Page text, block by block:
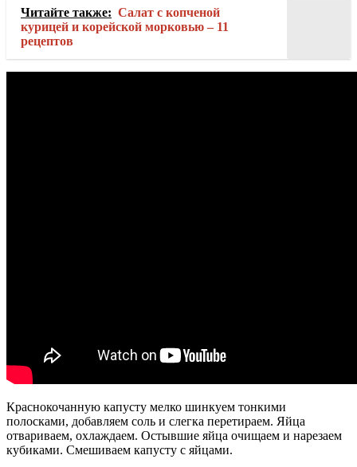
Читайте также: Салат с копченой
курицей и корейской морковью – 11
рецептов
Краснокочанную капусту мелко шинкуем тонкими
полосками, добавляем соль и слегка перетираем. Яйца
отвариваем, охлаждаем. Остывшие яйца очищаем и нарезаем
кубиками. Смешиваем капусту с яйцами.